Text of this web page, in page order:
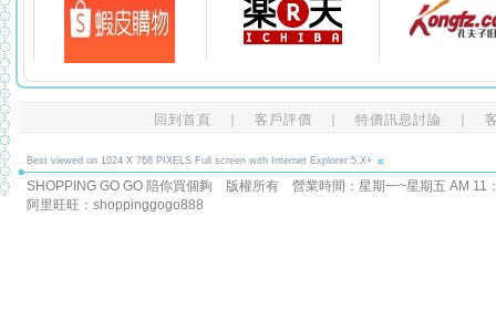
回到首頁 客戶評價 特價訊息討論
Best viewed on 1024 X 768 PIXELS Full screen with Internet Explorer 5.X+
SHOPPING GO GO 陪你買個夠 版權所有 營業時間：星期一~星期五 AM
阿里旺旺：shoppinggogo888